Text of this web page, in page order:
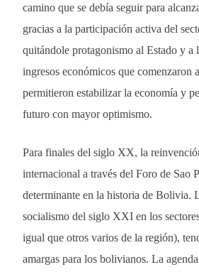
camino que se debía seguir para
gracias a la participación activa del
quitándole protagonismo al Estado y a
ingresos económicos que comenzaron
permitieron estabilizar la economía y
futuro con mayor optimismo.
Para finales del siglo XX, la
internacional a través del Foro de Sao
determinante en la historia de Bolivia.
socialismo del siglo XXI en los
igual que otros varios de la región),
amargas para los bolivianos. La